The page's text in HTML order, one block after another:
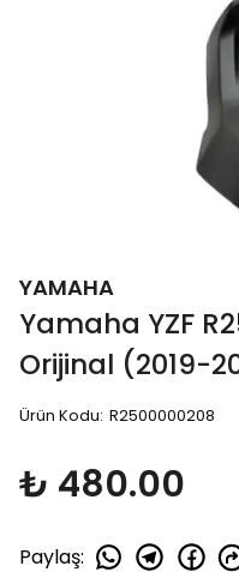
YAMAHA
Yamaha YZF
Orijinal (2019-
Ürün Kodu: R2500000208
₺ 480.00
Paylaş: